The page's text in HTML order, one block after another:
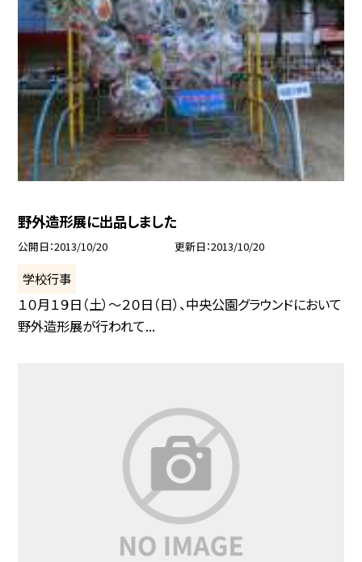
野外造形展に出品しました
公開日 2013/10/20 更新日 2013/10/20
学校行事
１０月１９日（土）〜２０日（日）、中央公園グラウンドにおいて
野外造形展が行われて...